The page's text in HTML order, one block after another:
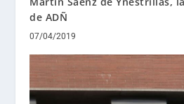
de ADÑ
07/04/2019